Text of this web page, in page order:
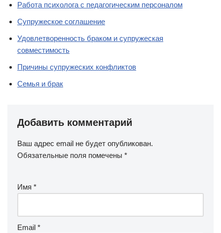
Работа психолога с педагогическим персоналом
Супружеское соглашение
Удовлетворенность браком и супружеская
совместимость
Причины супружеских конфликтов
Семья и брак
Добавить комментарий
Ваш адрес email не будет опубликован.
Обязательные поля помечены *
Имя *
Email *